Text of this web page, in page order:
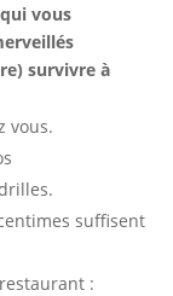
vous
survivre à
vous.
suffisent
: